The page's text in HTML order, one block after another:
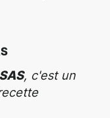
SAS, c'est un